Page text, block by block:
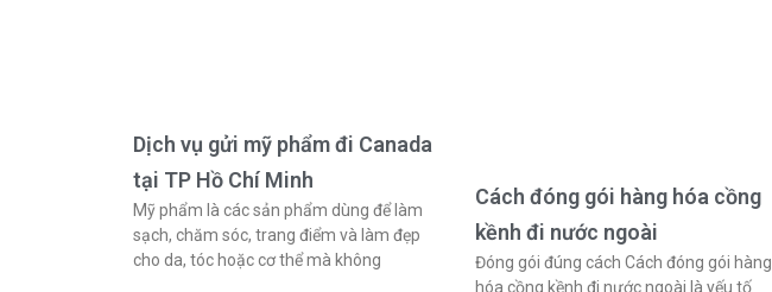
Dịch vụ gửi mỹ phẩm đi Canada
tại TP Hồ Chí Minh
Mỹ phẩm là các sản phẩm dùng để làm
sạch, chăm sóc, trang điểm và làm đẹp
cho da, tóc hoặc cơ thể mà không
Cách đóng gói hàng hóa cồng
kềnh đi nước ngoài
Đóng gói đúng cách Cách đóng gói hàng
hóa cồng kềnh đi nước ngoài là yếu tố